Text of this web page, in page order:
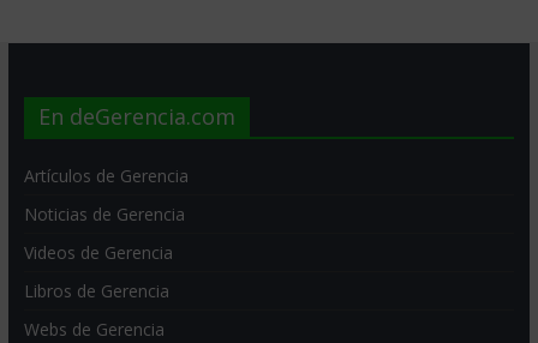
En deGerencia.com
Artículos de Gerencia
Noticias de Gerencia
Videos de Gerencia
Libros de Gerencia
Webs de Gerencia